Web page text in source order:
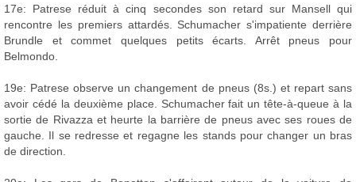
17e: Patrese réduit à cinq secondes son retard sur Mansell qui
rencontre les premiers attardés. Schumacher s'impatiente derrière
Brundle et commet quelques petits écarts. Arrêt pneus pour
Belmondo.
19e: Patrese observe un changement de pneus (8s.) et repart sans
avoir cédé la deuxième place. Schumacher fait un tête-à-queue à la
sortie de Rivazza et heurte la barrière de pneus avec ses roues de
gauche. Il se redresse et regagne les stands pour changer un bras
de direction.